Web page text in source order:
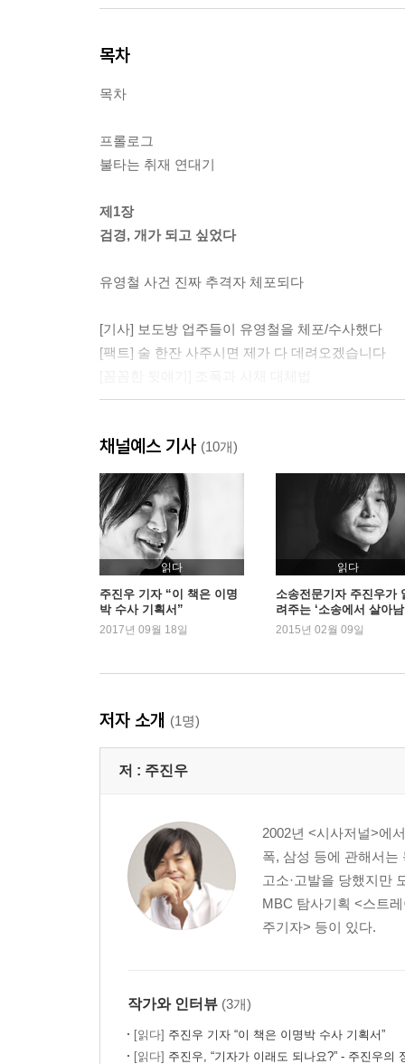
목차
목차
프롤로그
불타는 취재 연대기
제1장
검경, 개가 되고 싶었다
유영철 사건 진짜 추격자 체포되다
[기사] 보도방 업주들이 유영철을 체포/수사했다
[팩트] 술 한잔 사주시면 제가 다 데려오겠습니다
[기사] 죽은 권력은 죽이고 살아 있는 권력은 살려
[팩트] 검사님이 막 죄를 만들잖아요
[꼼꼼한 뒷얘기] BBK검사와 스폰서 검사
[꼼꼼한 뒷얘기] 나경원 법
[기사] 삼성특검, 삼성이 어려울 때 힘이 돼주다
[팩트] 삼성은 당연히 그러셔야죠
제2장
삼성, 10년간의 취재파일
[기사] 황제의 '황당 경영' '천재 경영'으로 둔갑
[팩트] 삼성이 잘 돼야하는데……
[꼼꼼한 뒷얘기] 거부할 수 없는 제안
[팩트]신부님들이 삼성을 위해 기도해주십시오
[꼼꼼한 뒷얘기]3백 원짜리 기자
채널예스 기사 (10개)
읽다
주진우 기자 “이 책은 이명
박 수사 기획서”
2017년 09월 18일
읽다
소송전문기자 주진우가
려주는 ‘소송에서 살아
법’
2015년 02월 09일
저자 소개 (1명)
저 : 주진우
2002년 <시사저널>에
폭, 삼성 등에 관해서는
고소·고발을 당했지만
MBC 탐사기획 <스트
주기자> 등이 있다.
작가와 인터뷰 (3개)
[읽다] 주진우 기자 “이 책은 이명박 수사 기획서”
[읽다] 주진우, “기자가 이래도 되나요?” - 주진우의 정통